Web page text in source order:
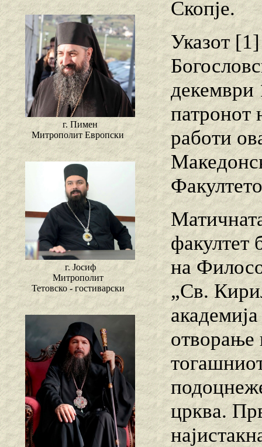
г. Пимен
Митрополит Европски
г. Јосиф
Митрополит
Тетовско - гостиварски
Скопје.
Указот
декември
патронот
работи
факултет
на
„Св.
отворање
црква.